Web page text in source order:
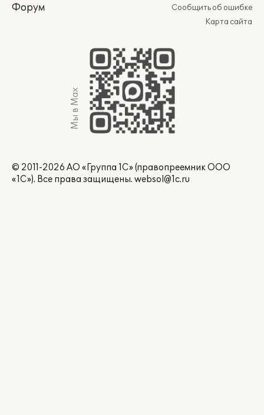
Форум
Сообщить об ошибке
Карта сайта
Мы в Max
© 2011-2026 АО «Группа 1С» (правопреемник ООО
«1С»). Все права защищены. websol@1c.ru